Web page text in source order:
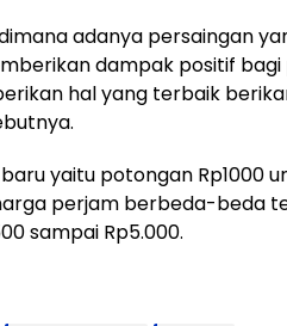
adanya persaingan
dampak positif
hal yang terbaik
yaitu potongan Rp1000
perjam berbeda-beda
sampai Rp5.000.